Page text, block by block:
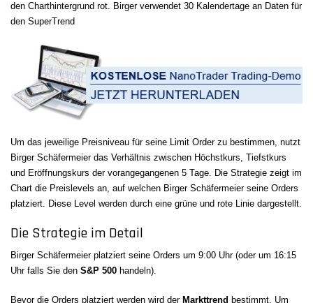
den Charthintergrund rot. Birger verwendet 30 Kalendertage an Daten für
den SuperTrend
Um das jeweilige Preisniveau für seine Limit Order zu bestimmen, nutzt
Birger Schäfermeier das Verhältnis zwischen Höchstkurs, Tiefstkurs
und Eröffnungskurs der vorangegangenen 5 Tage. Die Strategie zeigt im
Chart die Preislevels an, auf welchen Birger Schäfermeier seine Orders
platziert. Diese Level werden durch eine grüne und rote Linie dargestellt.
Die Strategie im Detail
Birger Schäfermeier platziert seine Orders um 9:00 Uhr (oder um 16:15
Uhr falls Sie den S&P 500 handeln).
Bevor die Orders platziert werden wird der Markttrend bestimmt. Um